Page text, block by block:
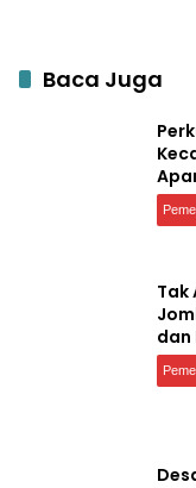
Baca Juga
Tak
dan